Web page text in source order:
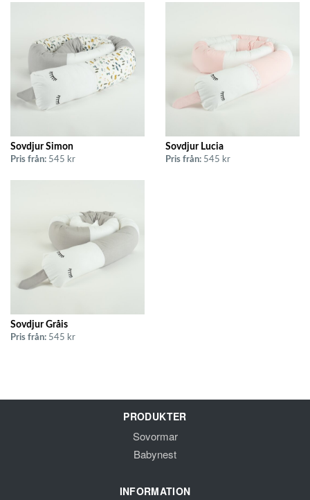
Sovdjur Simon
Pris från: 545 kr
Sovdjur Lucia
Pris från: 545 kr
Sovdjur Gråis
Pris från: 545 kr
PRODUKTER
Sovormar
Babynest
INFORMATION